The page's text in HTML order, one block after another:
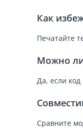
Как
Печатайте
Можно ли
Да, если код
Сравните